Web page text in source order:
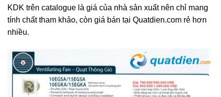
KDK trên catalogue là giá của nhà sản xuất nên chỉ mang
tính chất tham khảo, còn giá bán tại Quatdien.com rẻ hơn
nhiều.